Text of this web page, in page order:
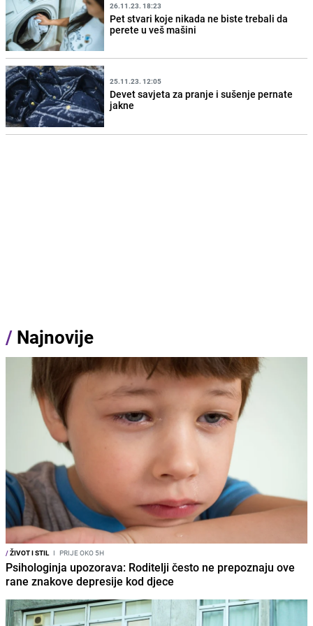
26.11.23. 18:23
Pet stvari koje nikada ne biste trebali da
perete u veš mašini
25.11.23. 12:05
Devet savjeta za pranje i sušenje pernate
jakne
/ Najnovije
/ŽIVOT I STIL I PRIJE OKO 5H
Psihologinja upozorava: Roditelji često ne prepoznaju ove
rane znakove depresije kod djece